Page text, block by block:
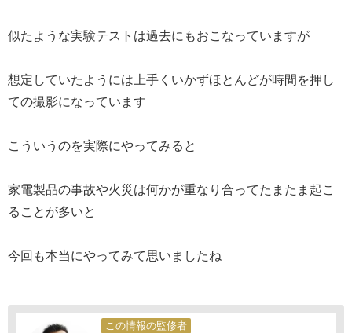
似たような実験テストは過去にもおこなっていますが
想定していたようには上手くいかずほとんどが時間を押し
ての撮影になっています
こういうのを実際にやってみると
家電製品の事故や火災は何かが重なり合ってたまたま起こ
ることが多いと
今回も本当にやってみて思いましたね
この情報の監修者